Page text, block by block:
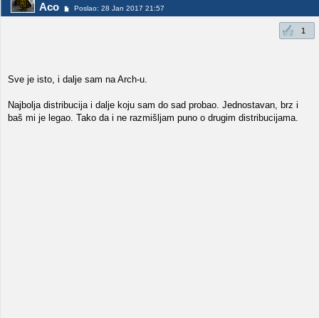
Aco Poslao: 28 Jan 2017 21:57
1
Sve je isto, i dalje sam na Arch-u.
Najbolja distribucija i dalje koju sam do sad probao. Jednostavan, brz i
baš mi je legao. Tako da i ne razmišljam puno o drugim distribucijama.